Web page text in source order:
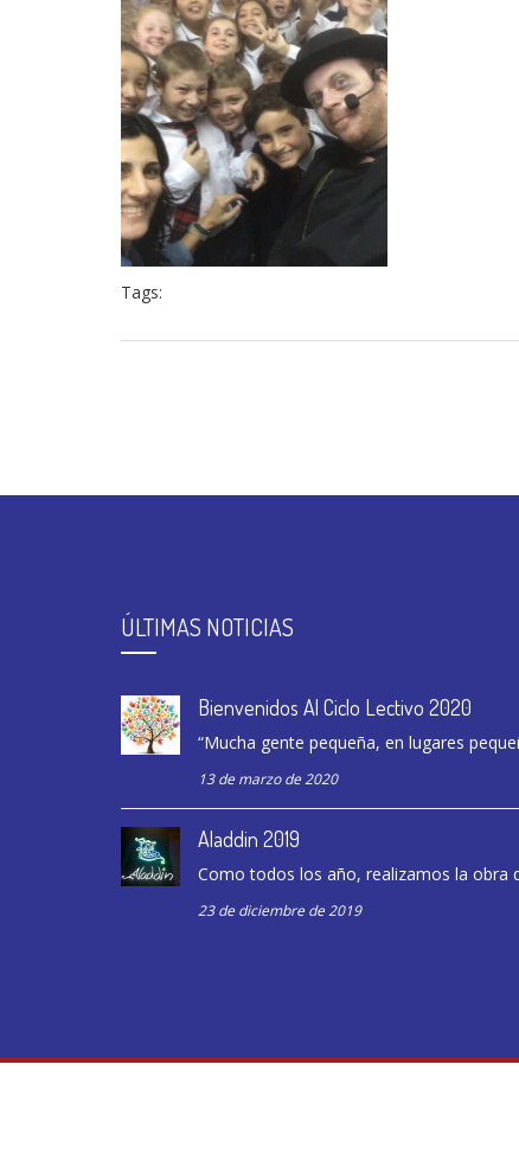
Tags:
ÚLTIMAS NOTICIAS
Bienvenidos Al Ciclo Lectivo 2020
“Mucha gente pequeña, en lugares
13 de marzo de 2020
Aladdin 2019
Como todos los año, realizamos la obra
23 de diciembre de 2019